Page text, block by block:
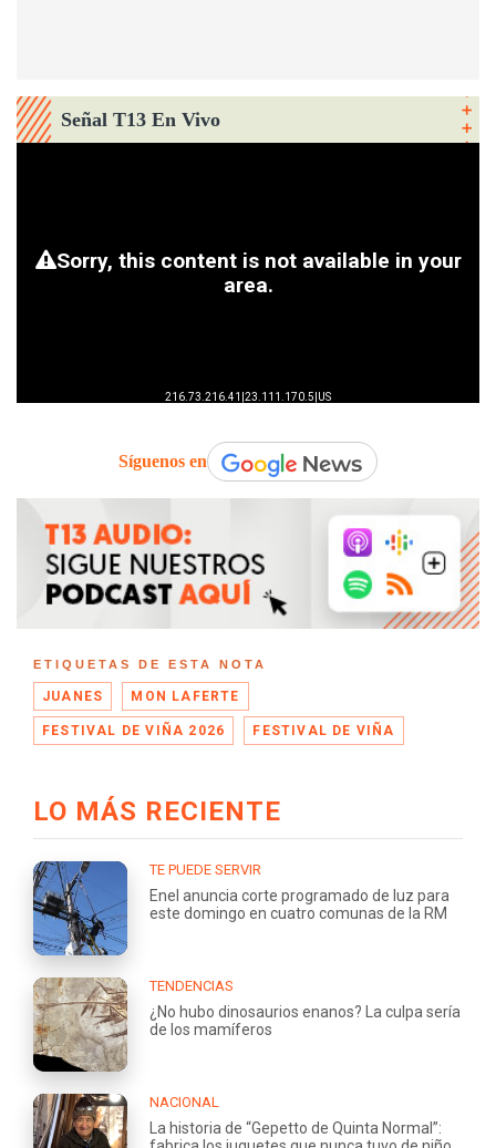
Señal T13 En Vivo
Síguenos en
ETIQUETAS DE ESTA NOTA
JUANES MON LAFERTE
FESTIVAL DE VIÑA 2026 FESTIVAL DE VIÑA
LO MÁS RECIENTE
TE PUEDE SERVIR
Enel anuncia corte programado de luz para
este domingo en cuatro comunas de la RM
TENDENCIAS
¿No hubo dinosaurios enanos? La culpa sería
de los mamíferos
NACIONAL
La historia de “Gepetto de Quinta Normal”: